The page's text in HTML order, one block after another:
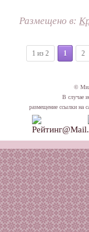
Размещено в:
1 из 2 1 2
©
В случае
размещение ссылки на